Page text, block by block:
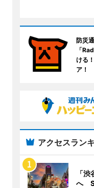
防災
「
ける
ア！
アクセスラン
「
へ